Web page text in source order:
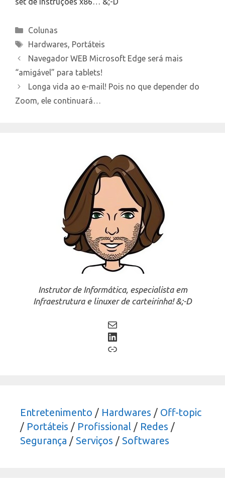
Categories
Colunas
Tags
Hardwares, Portáteis
Navegador WEB Microsoft Edge será mais
“amigável” para tablets!
Longa vida ao e-mail! Pois no que depender do
Zoom, ele continuará…
Instrutor de Informática, especialista em
Infraestrutura e linuxer de carteirinha! &;-D
Mail
LinkedIn
Link
Entretenimento / Hardwares / Off-topic
/ Portáteis / Profissional / Redes /
Segurança / Serviços / Softwares